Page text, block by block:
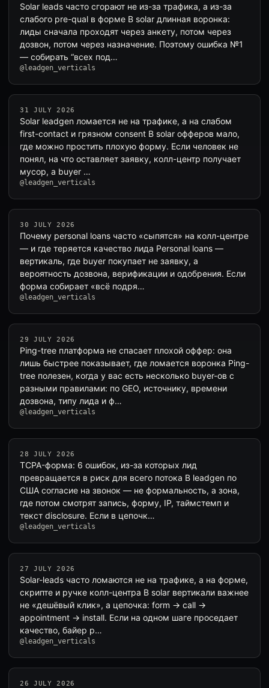
Solar leads часто сгорают не из-за трафика, а из-за
слабого pre-qual в форме В solar длинная воронка:
лиды сначала проходят через анкету, потом через
дозвон, потом через назначение. Поэтому ошибка №1
— собирать “всех под…
@leadgen_verticals
31 JULY 2026
Solar leadgen ломается не на трафике, а на слабом
first-contact и грязном consent В solar офферов мало,
где можно простить плохую форму. Если человек не
понял, на что оставляет заявку, колл-центр получает
мусор, а buyer …
@leadgen_verticals
30 JULY 2026
Почему personal loans часто «сыпятся» на колл-центре
— и где теряется качество лида Personal loans —
вертикаль, где buyer покупает не заявку, а
вероятность дозвона, верификации и одобрения. Если
форма собирает «всё подря…
@leadgen_verticals
29 JULY 2026
Ping-tree платформа не спасает плохой оффер: она
лишь быстрее показывает, где ломается воронка Ping-
tree полезен, когда у вас есть несколько buyer-ов с
разными правилами: по GEO, источнику, времени
дозвона, типу лида и ф…
@leadgen_verticals
28 JULY 2026
TCPA-форма: 6 ошибок, из-за которых лид
превращается в риск для всего потока В leadgen по
США согласие на звонок — не формальность, а зона,
где потом смотрят запись, форму, IP, таймстемп и
текст disclosure. Если в цепочк…
@leadgen_verticals
27 JULY 2026
Solar-leads часто ломаются не на трафике, а на форме,
скрипте и ручке колл-центра В solar вертикали важнее
не «дешёвый клик», а цепочка: form → call →
appointment → install. Если на одном шаге проседает
качество, байер р…
@leadgen_verticals
26 JULY 2026